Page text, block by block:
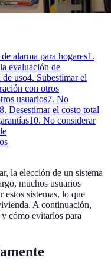
alarma para hogares1.
evaluación de
uso4. Subestimar el
con otros
usuarios7. No
8. Desestimar el costo total
10. No considerar
la elección de un sistema
muchos usuarios
estos sistemas, lo que
A continuación,
cómo evitarlos para